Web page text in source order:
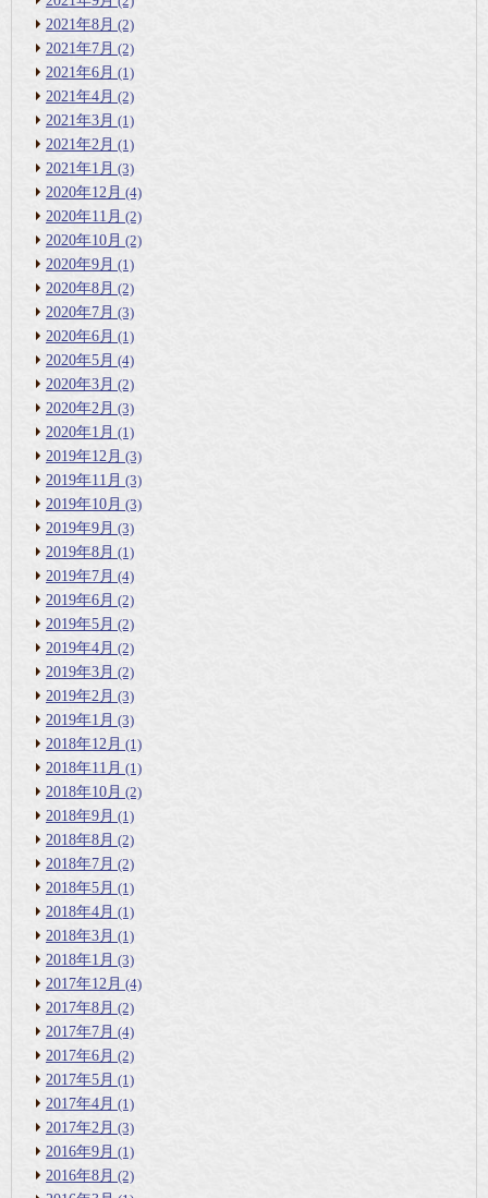
2021年8月 (2)
2021年7月 (2)
2021年6月 (1)
2021年4月 (2)
2021年3月 (1)
2021年2月 (1)
2021年1月 (3)
2020年12月 (4)
2020年11月 (2)
2020年10月 (2)
2020年9月 (1)
2020年8月 (2)
2020年7月 (3)
2020年6月 (1)
2020年5月 (4)
2020年3月 (2)
2020年2月 (3)
2020年1月 (1)
2019年12月 (3)
2019年11月 (3)
2019年10月 (3)
2019年9月 (3)
2019年8月 (1)
2019年7月 (4)
2019年6月 (2)
2019年5月 (2)
2019年4月 (2)
2019年3月 (2)
2019年2月 (3)
2019年1月 (3)
2018年12月 (1)
2018年11月 (1)
2018年10月 (2)
2018年9月 (1)
2018年8月 (2)
2018年7月 (2)
2018年5月 (1)
2018年4月 (1)
2018年3月 (1)
2018年1月 (3)
2017年12月 (4)
2017年8月 (2)
2017年7月 (4)
2017年6月 (2)
2017年5月 (1)
2017年4月 (1)
2017年2月 (3)
2016年9月 (1)
2016年8月 (2)